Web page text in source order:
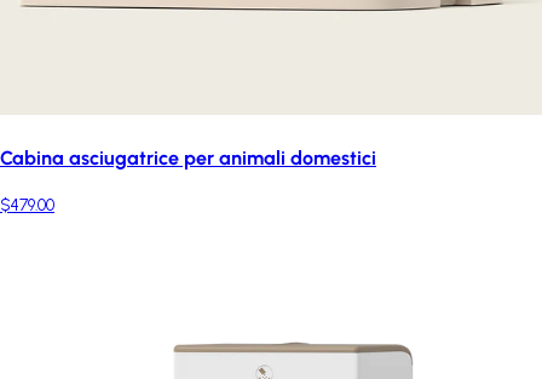
Cabina asciugatrice per animali domestici
$479.00